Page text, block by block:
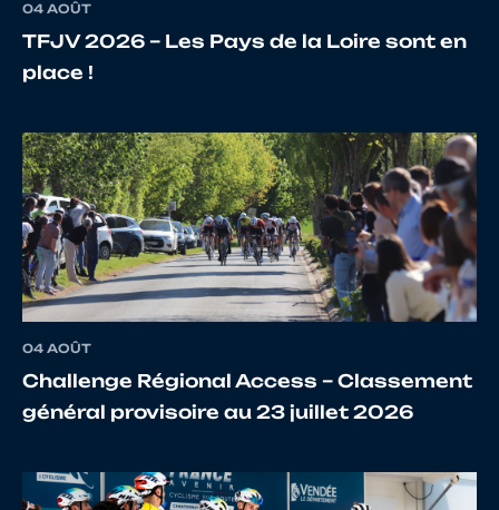
04 AOÛT
TFJV 2026 – Les Pays de la Loire sont en
place !
04 AOÛT
Challenge Régional Access – Classement
général provisoire au 23 juillet 2026